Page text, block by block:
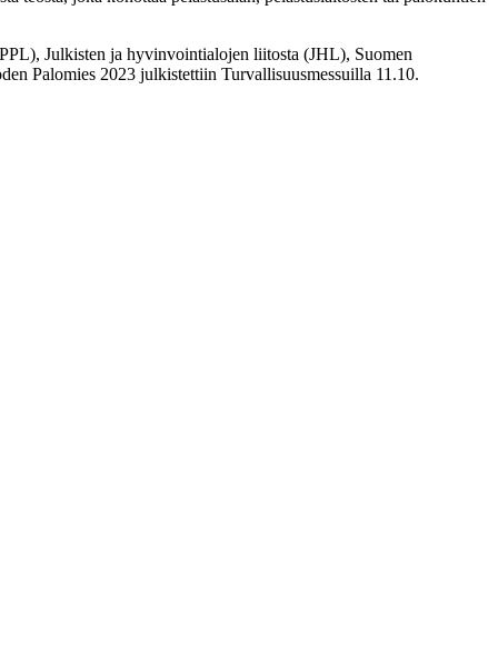
Julkisten ja hyvinvointialojen liitosta (JHL), Suomen
Palomies 2023 julkistettiin Turvallisuusmessuilla 11.10.